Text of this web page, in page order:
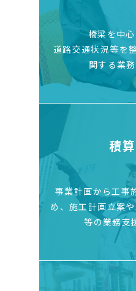
橋梁を中
道路交通状況等を
関する業
積
事業計画から工事
め、施工計画立案
等の業務支